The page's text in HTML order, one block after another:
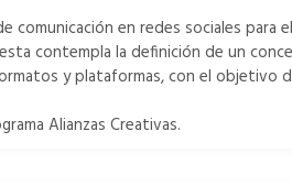
comunicación en redes sociales para
contempla la definición de un
y plataformas, con el objetivo
Alianzas Creativas.